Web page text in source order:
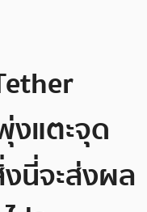
งแตะจุด
นี่จะส่งผล